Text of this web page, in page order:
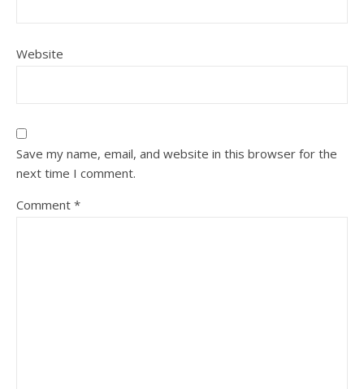
Website
Save my name, email, and website in this browser for the
next time I comment.
Comment *